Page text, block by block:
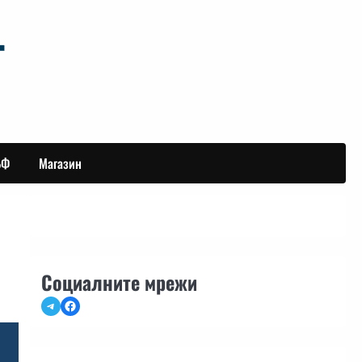
Магазин
Социалните мрежи
TelegramFacebook